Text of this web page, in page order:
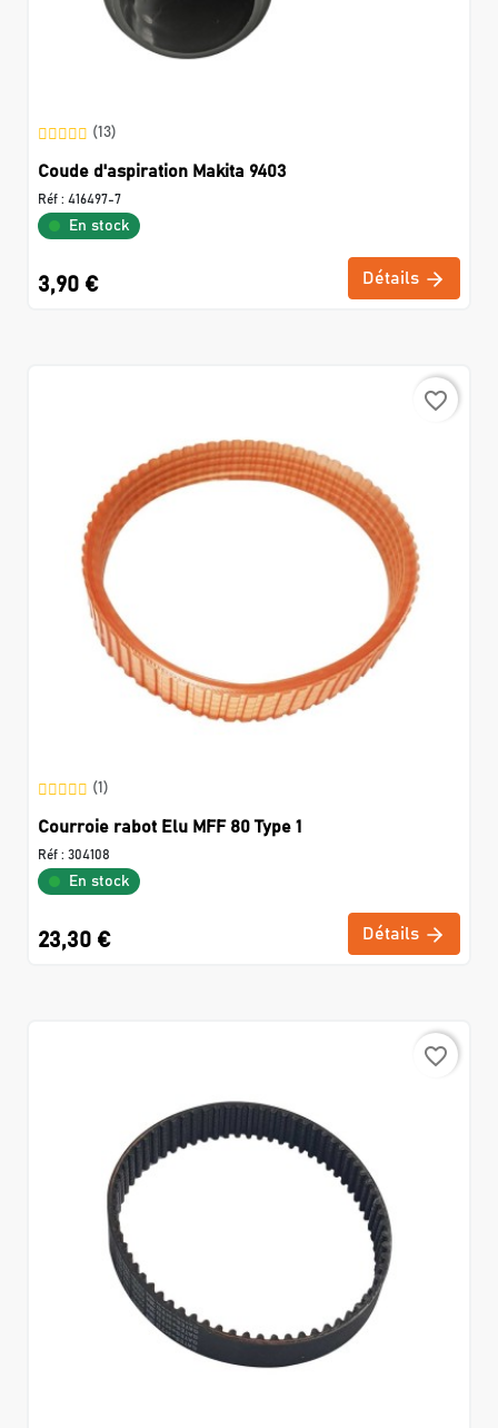
(13)
Coude d'aspiration Makita 9403
Réf : 416497-7
En stock
3,90 € Détails
favorite_border
(1)
Courroie rabot Elu MFF 80 Type 1
Réf : 304108
En stock
23,30 € Détails
favorite_border